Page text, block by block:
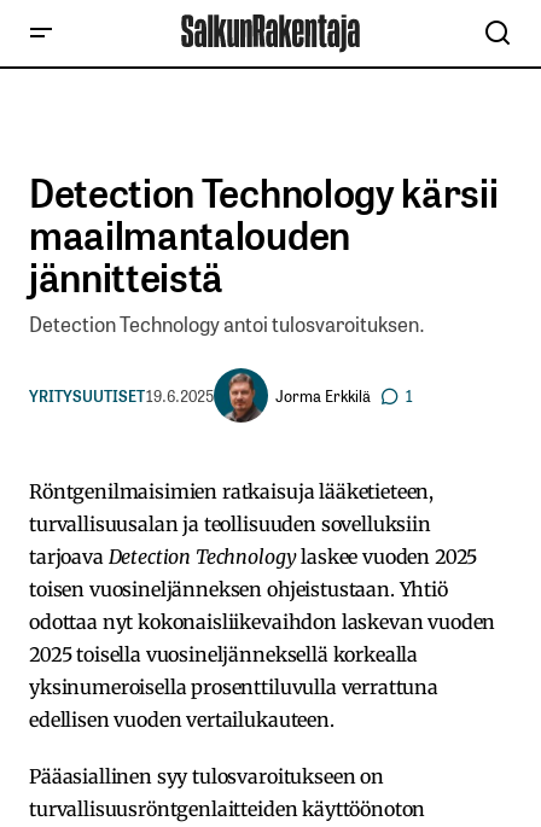
Detection Technology kärsii
maailmantalouden
jännitteistä
Detection Technology antoi tulosvaroituksen.
YRITYSUUTISET19.6.2025 Jorma Erkkilä 1
Röntgenilmaisimien ratkaisuja lääketieteen,
turvallisuusalan ja teollisuuden sovelluksiin
tarjoava Detection Technologylaskee vuoden 2025
toisen vuosineljänneksen ohjeistustaan. Yhtiö
odottaa nyt kokonaisliikevaihdon laskevan vuoden
2025 toisella vuosineljänneksellä korkealla
yksinumeroisella prosenttiluvulla verrattuna
edellisen vuoden vertailukauteen.
Pääasiallinen syy tulosvaroitukseen on
turvallisuusröntgenlaitteiden käyttöönoton